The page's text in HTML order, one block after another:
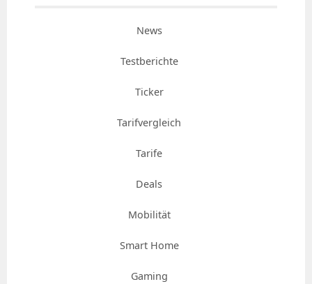
News
Testberichte
Ticker
Tarifvergleich
Tarife
Deals
Mobilität
Smart Home
Gaming